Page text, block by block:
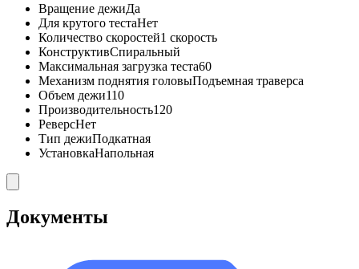
Вращение дежиДа
Для крутого тестаНет
Количество скоростей1 скорость
КонструктивСпиральный
Максимальная загрузка теста60
Механизм поднятия головыПодъемная траверса
Объем дежи110
Производительность120
РеверсНет
Тип дежиПодкатная
УстановкаНапольная
Документы